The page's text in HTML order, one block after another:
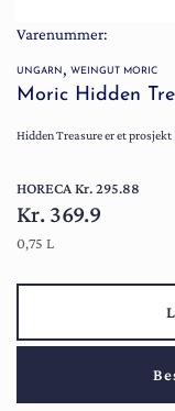
Varenummer:
UNGARN , WEINGUT MORIC
Moric Hidden
Hidden Treasure er et
HORECA Kr. 295.88
Kr. 369.9
0,75 L